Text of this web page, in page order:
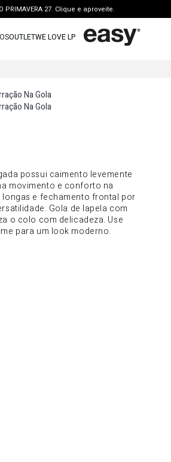
PRIMAVERA 27. Clique e aproveite.
| garanta benefícios exclusivos. CONSULTAR >
| a partir de R$ 699. APROVEITAR >
OUTLETWE LOVE LP
possui caimento levemente
movimento e conforto na
longas e fechamento frontal por
Gola de lapela com
o colo com delicadeza. Use
para um look moderno.
curto